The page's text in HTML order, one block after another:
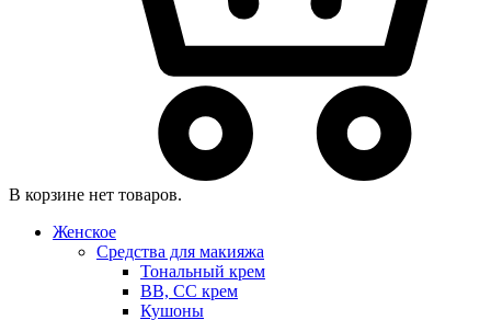
В корзине нет товаров.
Женское
Средства для макияжа
Тональный крем
BB, CC крем
Кушоны